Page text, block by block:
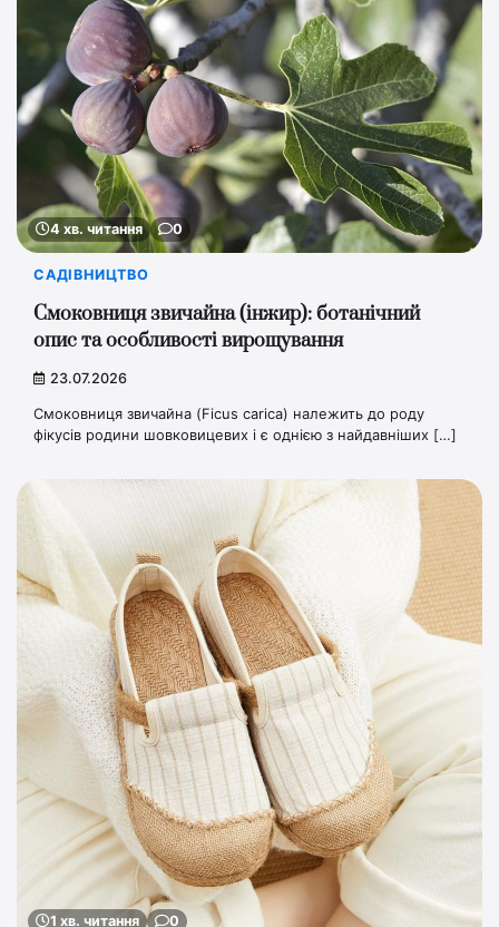
4 хв. читання 0
САДІВНИЦТВО
Смоковниця звичайна (інжир): ботанічний
опис та особливості вирощування
23.07.2026
Смоковниця звичайна (Ficus carica) належить до роду
фікусів родини шовковицевих і є однією з найдавніших […]
1 хв. читання 0